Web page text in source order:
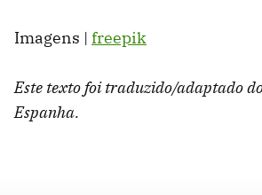
Imagens | freepik
Este texto foi traduzido/adaptado
Espanha.